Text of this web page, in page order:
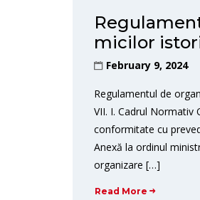
micilor
February 9, 2024
Regulamentul de
VII. I. Cadrul Normativ
conformitate cu
Anexă la ordinul
organizare […]
Read More